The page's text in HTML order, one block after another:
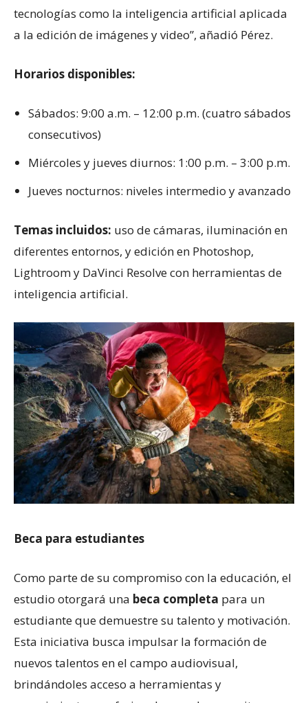
tecnologías como la inteligencia artificial aplicada
a la edición de imágenes y video”, añadió Pérez.
Horarios disponibles:
Sábados: 9:00 a.m. – 12:00 p.m. (cuatro sábados
consecutivos)
Miércoles y jueves diurnos: 1:00 p.m. – 3:00 p.m.
Jueves nocturnos: niveles intermedio y avanzado
Temas incluidos: uso de cámaras, iluminación en
diferentes entornos, y edición en Photoshop,
Lightroom y DaVinci Resolve con herramientas de
inteligencia artificial.
Beca para estudiantes
Como parte de su compromiso con la educación, el
estudio otorgará una beca completa para un
estudiante que demuestre su talento y motivación.
Esta iniciativa busca impulsar la formación de
nuevos talentos en el campo audiovisual,
brindándoles acceso a herramientas y